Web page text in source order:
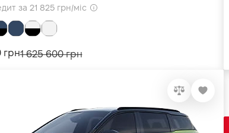
за 21 825 грн/міс
грн1 625 600 грн